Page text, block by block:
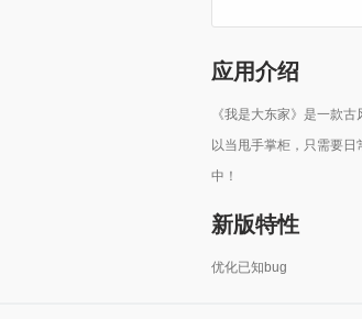
应用介绍
《我是大东家》是一款
以当甩手掌柜，只需要
中！
新版特性
优化已知bug